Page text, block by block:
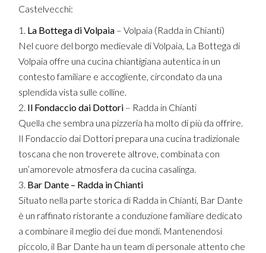
Castelvecchi:
La Bottega di Volpaia – Volpaia (Radda in Chianti)
Nel cuore del borgo medievale di Volpaia, La Bottega di
Volpaia offre una cucina chiantigiana autentica in un
contesto familiare e accogliente, circondato da una
splendida vista sulle colline.
Il Fondaccio dai Dottori – Radda in Chianti
Quella che sembra una pizzeria ha molto di più da offrire.
Il Fondaccio dai Dottori prepara una cucina tradizionale
toscana che non troverete altrove, combinata con
un’amorevole atmosfera da cucina casalinga.
Bar Dante – Radda in Chianti
Situato nella parte storica di Radda in Chianti, Bar Dante
è un raffinato ristorante a conduzione familiare dedicato
a combinare il meglio dei due mondi. Mantenendosi
piccolo, il Bar Dante ha un team di personale attento che